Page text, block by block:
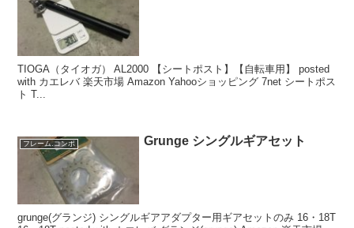
TIOGA（タイオガ） AL2000 【シートポスト】【自転車用】 posted
with カエレバ 楽天市場 Amazon Yahooショッピング 7net シートポス
ト T...
フレーム.コンポ Grunge シングルギアセット
grunge(グランジ) シングルギアアダプター用ギアセットのみ 16・18T